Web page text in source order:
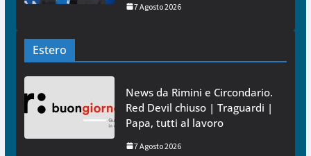
7 Agosto 2026
Estero
News da Rimini e Circondario.
Red Devil chiuso | Traguardi |
Papa, tutti al lavoro
7 Agosto 2026